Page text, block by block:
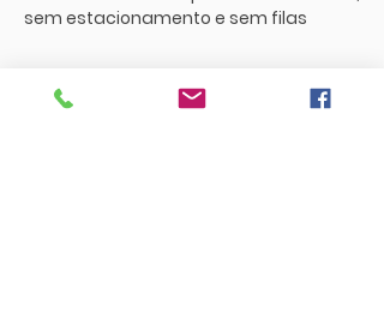
sem estacionamento e sem filas
POLÍTICAS